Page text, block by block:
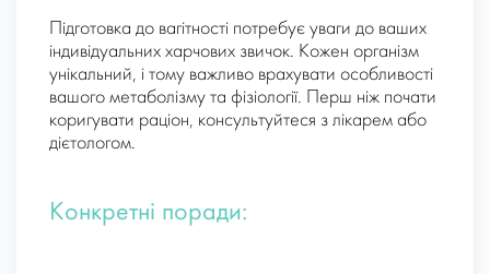
Підготовка до вагітності потребує уваги до ваших
індивідуальних харчових звичок. Кожен організм
унікальний, і тому важливо врахувати особливості
вашого метаболізму та фізіології. Перш ніж почати
коригувати раціон, консультуйтеся з лікарем або
дієтологом.
Конкретні поради: